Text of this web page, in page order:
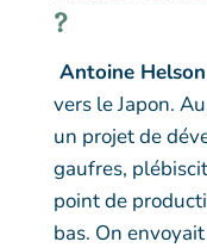
?
Antoine
vers le Japon.
un projet de
gaufres,
point de
bas. On